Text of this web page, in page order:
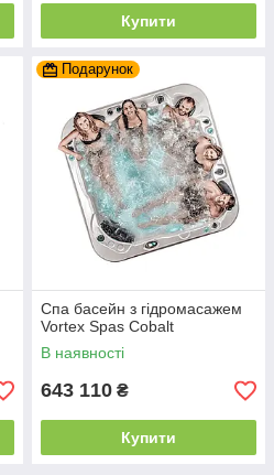
Купити
Подарунок
Спа басейн з гідромасажем
Vortex Spas Cobalt
В наявності
643 110 ₴
Купити